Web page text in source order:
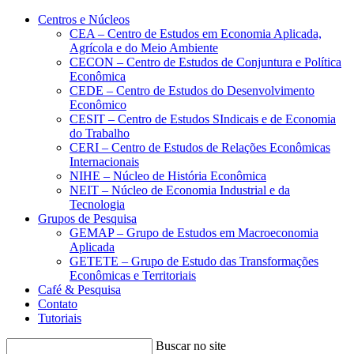
Conteúdo principal Menu principal
Centros e Núcleos
CEA – Centro de Estudos em Economia Aplicada,
Agrícola e do Meio Ambiente
CECON – Centro de Estudos de Conjuntura e Política
Econômica
CEDE – Centro de Estudos do Desenvolvimento
Econômico
CESIT – Centro de Estudos SIndicais e de Economia
do Trabalho
CERI – Centro de Estudos de Relações Econômicas
Internacionais
NIHE – Núcleo de História Econômica
NEIT – Núcleo de Economia Industrial e da
Tecnologia
Grupos de Pesquisa
GEMAP – Grupo de Estudos em Macroeconomia
Aplicada
GETETE – Grupo de Estudo das Transformações
Econômicas e Territoriais
Café & Pesquisa
Contato
Tutoriais
Buscar no site